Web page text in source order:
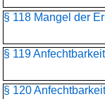
§ 118 Mangel der
§ 119
§ 120